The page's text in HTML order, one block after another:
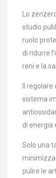
Lo
studio
ruolo
di ridurre
reni e la
Il
sistema
di energia
Solo una
pulire le